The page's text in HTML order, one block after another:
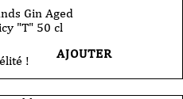
Gin Aged
"T" 50 cl
! AJOUTER